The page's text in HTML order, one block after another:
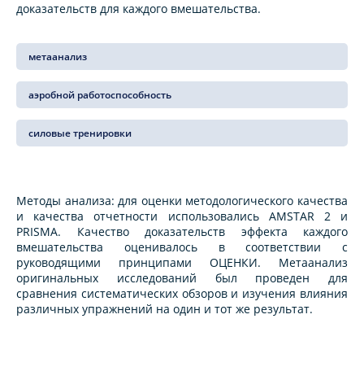
доказательств для каждого вмешательства.
метаанализ
аэробной работоспособность
силовые тренировки
Методы анализа: для оценки методологического качества
и качества отчетности использовались AMSTAR 2 и
PRISMA. Качество доказательств эффекта каждого
вмешательства оценивалось в соответствии с
руководящими принципами ОЦЕНКИ. Метаанализ
оригинальных исследований был проведен для
сравнения систематических обзоров и изучения влияния
различных упражнений на один и тот же результат.